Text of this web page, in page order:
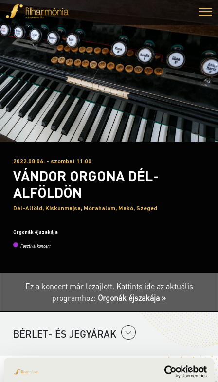
2022.08.06. - szombat 11:00
VÁNDOR ORGONA DÉL-
ALFÖLDÖN
Dél-Alföld, Kiskunmajsa, Mórahalom, Makó, Szeged
Orgonák éjszakája
Fesztivál koncert
Ez a koncert már lezajlott. Kattints ide az aktuális
programhoz: Orgonák éjszakája »
BÉRLET- ÉS JEGYÁRAK
Az Orgonák éjszakája országos programsorozat célja,